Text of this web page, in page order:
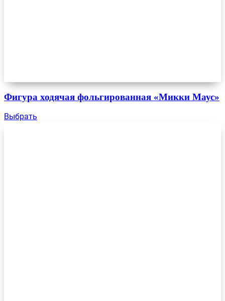
Фигура ходячая фольгированная «Микки Маус»
Выбрать